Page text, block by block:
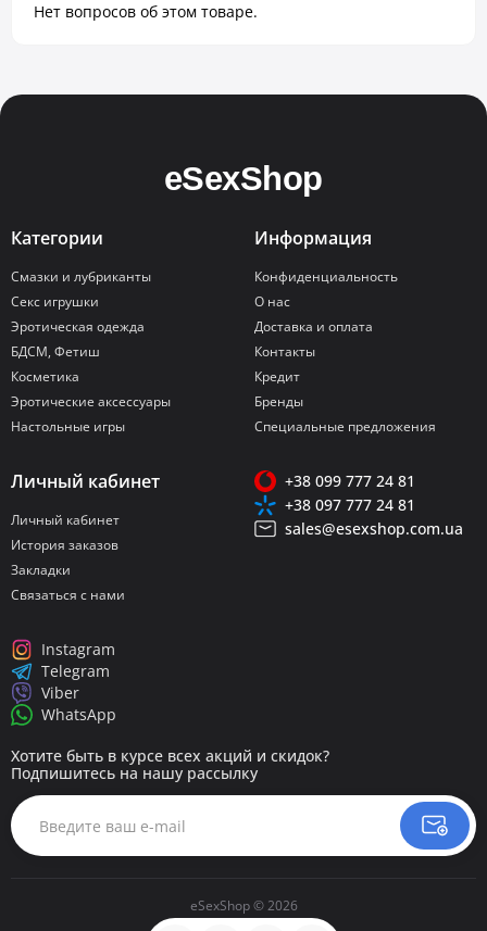
Нет вопросов об этом товаре.
Категории
Смазки и лубриканты
Секс игрушки
Эротическая одежда
БДСМ, Фетиш
Косметика
Эротические аксессуары
Настольные игры
Информация
Конфиденциальность
О нас
Доставка и оплата
Контакты
Кредит
Бренды
Специальные предложения
Личный кабинет
Личный кабинет
История заказов
Закладки
Связаться с нами
Хотите быть в курсе всех акций и скидок?
Подпишитесь на нашу рассылку
+38 099 777 24 81
+38 097 777 24 81
sales@esexshop.com.ua
Instagram
Telegram
Viber
WhatsApp
eSexShop © 2026